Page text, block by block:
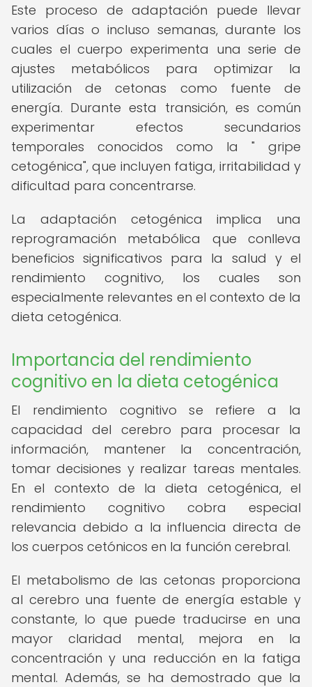
Este proceso de adaptación puede llevar
varios días o incluso semanas, durante los
cuales el cuerpo experimenta una serie de
ajustes metabólicos para optimizar la
utilización de cetonas como fuente de
energía. Durante esta transición, es común
experimentar efectos secundarios
temporales conocidos como la " gripe
cetogénica", que incluyen fatiga, irritabilidad y
dificultad para concentrarse.
La adaptación cetogénica implica una
reprogramación metabólica que conlleva
beneficios significativos para la salud y el
rendimiento cognitivo, los cuales son
especialmente relevantes en el contexto de la
dieta cetogénica.
Importancia del rendimiento
cognitivo en la dieta cetogénica
El rendimiento cognitivo se refiere a la
capacidad del cerebro para procesar la
información, mantener la concentración,
tomar decisiones y realizar tareas mentales.
En el contexto de la dieta cetogénica, el
rendimiento cognitivo cobra especial
relevancia debido a la influencia directa de
los cuerpos cetónicos en la función cerebral.
El metabolismo de las cetonas proporciona
al cerebro una fuente de energía estable y
constante, lo que puede traducirse en una
mayor claridad mental, mejora en la
concentración y una reducción en la fatiga
mental. Además, se ha demostrado que la